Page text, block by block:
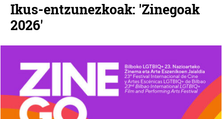
Ikus-entzunezkoak: 'Zinegoak
2026'